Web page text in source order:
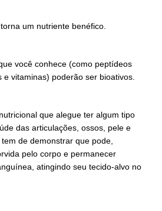
um nutriente benéfico.
você conhece (como peptídeos
vitaminas) poderão ser bioativos.
que alegue ter algum tipo
das articulações, ossos, pele e
de demonstrar que pode,
pelo corpo e permanecer
atingindo seu tecido-alvo no